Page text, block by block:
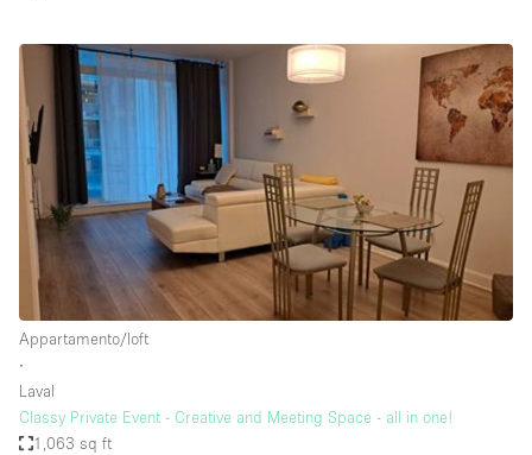
Appartamento/loft
∙
Laval
Classy Private Event - Creative and Meeting Space - all in one!
1,063 sq ft